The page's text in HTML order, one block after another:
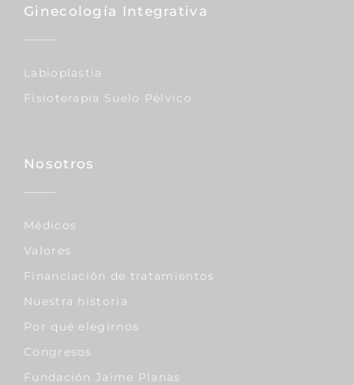
Ginecología Integrativa
Labioplastia
Fisioterapia Suelo Pélvico
Nosotros
Médicos
Valores
Financiación de tratamientos
Nuestra historia
Por qué elegirnos
Congresos
Fundación Jaime Planas